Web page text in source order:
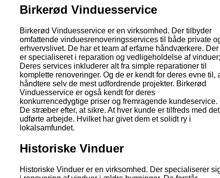
Birkerød Vinduesservice
Birkerød Vinduesservice er en virksomhed. Der tilbyder
omfattende vinduesrenoveringsservices til både private
erhvervslivet. De har et team af erfarne håndværkere. Der
er specialiseret i reparation og vedligeholdelse af vinduer;
Deres services inkluderer alt fra simple reparationer til
komplette renoveringer. Og de er kendt for deres evne til,
håndtere selv de mest udfordrende projekter. Birkerød
Vinduesservice er også kendt for deres
konkurrencedygtige priser og fremragende kundeservice.
De stræber efter, at sikre. At hver kunde er tilfreds med det
udførte arbejde. Hvilket har givet dem et solidt ry i
lokalsamfundet.
Historiske Vinduer
Historiske Vinduer er en virksomhed. Der specialiserer